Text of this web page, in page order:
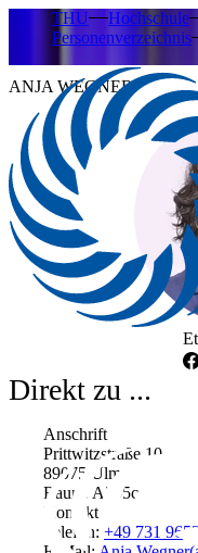
THU Hochschule
Personenverzeichnis
ANJA WEGNER
Direkt zu ...
Anschrift
Prittwitzstraße 10
89075 Ulm
Raum: A205c
Kontakt
Telefon: +49 731